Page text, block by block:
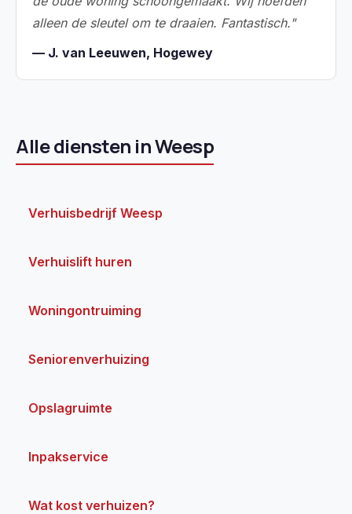
alleen de sleutel om te draaien. Fantastisch."
— J. van Leeuwen, Hogewey
Alle diensten in Weesp
Verhuisbedrijf Weesp
Verhuislift huren
Woningontruiming
Seniorenverhuizing
Opslagruimte
Inpakservice
Wat kost verhuizen?